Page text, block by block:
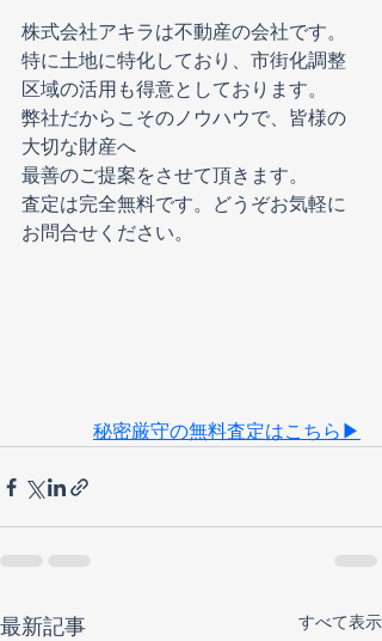
株式会社アキラは不動産の会社です。
特に土地に特化しており、市街化調整
区域の活用も得意としております。
弊社だからこそのノウハウで、皆様の
大切な財産へ
最善のご提案をさせて頂きます。
査定は完全無料です。どうぞお気軽に
お問合せください。
秘密厳守の無料査定はこちら▶
最新記事 すべて表示